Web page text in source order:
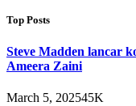
Top Posts
Steve Madden lancar
Ameera Zaini
March 5, 202545K